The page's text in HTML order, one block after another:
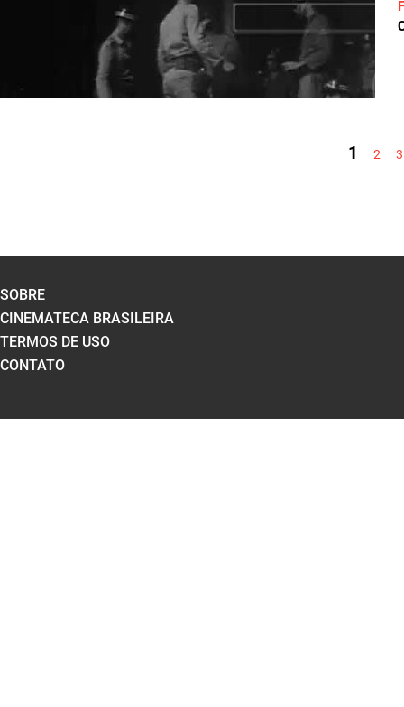
1 2 3
SOBRE
CINEMATECA BRASILEIRA
TERMOS DE USO
CONTATO